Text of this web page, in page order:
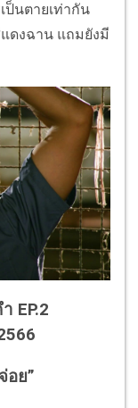
ป็นตายเท่ากัน
ดงฉาน แถมยังมี
EP.2
อย”